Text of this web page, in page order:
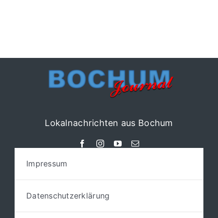
Lokalnachrichten aus Bochum
Impressum
Datenschutzerklärung